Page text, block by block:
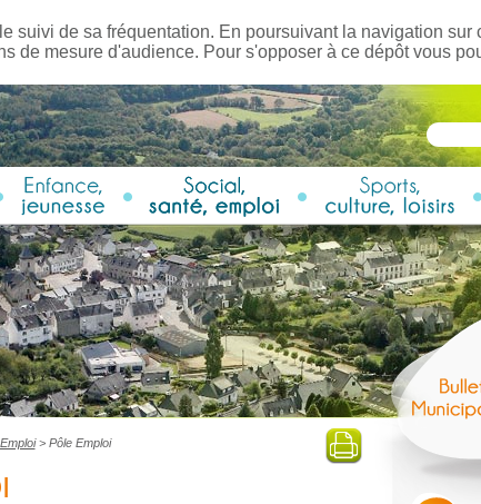
suivi de sa fréquentation. En poursuivant la navigation sur
de mesure d'audience. Pour s'opposer à ce dépôt vous
Emploi> Pôle Emploi